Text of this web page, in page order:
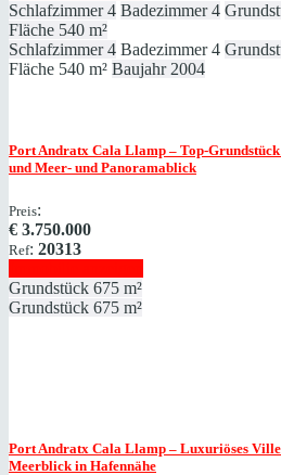
Schlafzimmer 4 Badezimmer 4
Fläche 540 m²
Schlafzimmer 4 Badezimmer 4
Fläche 540 m² Baujahr 2004
Port Andratx Cala Llamp – Top-
und Meer- und Panoramablick
Preis:
€ 3.750.000
Ref: 20313
Grundstück 675 m²
Grundstück 675 m²
Port Andratx Cala Llamp – Luxuriöses
Meerblick in Hafennähe